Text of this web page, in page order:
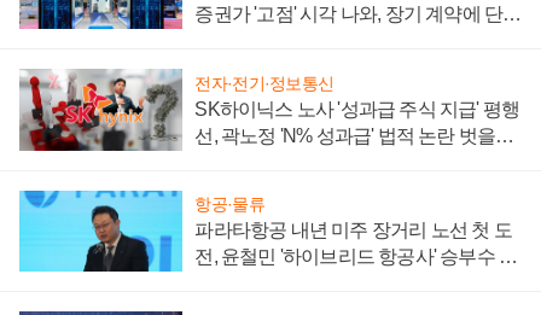
증권가 '고점' 시각 나와, 장기 계약에 단점
전자·전기·정보통신
SK하이닉스 노사 '성과급 주식 지급' 평행
선, 곽노정 'N% 성과급' 법적 논란 벗을지
항공·물류
파라타항공 내년 미주 장거리 노선 첫 도
전, 윤철민 '하이브리드 항공사' 승부수 통